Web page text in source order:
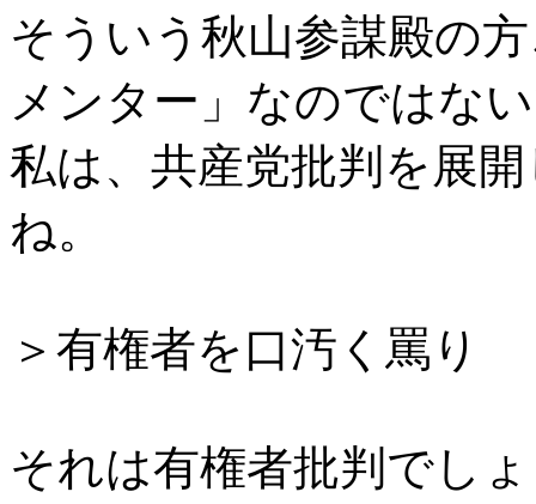
そういう秋山参謀殿の
メンター」なのではな
私は、共産党批判を展
ね。
＞有権者を口汚く罵り
それは有権者批判でし